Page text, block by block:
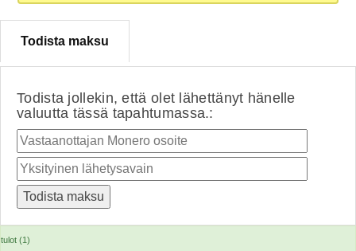
Todista maksu
Todista jollekin, että olet lähettänyt hänelle
valuutta tässä tapahtumassa.:
tulot (1)